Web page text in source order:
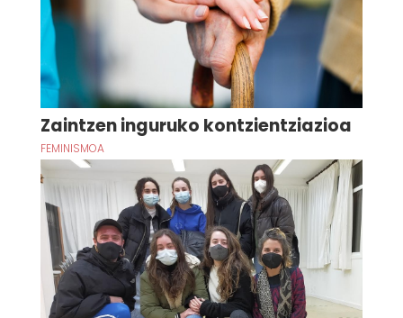
Zaintzen inguruko kontzientziazioa
FEMINISMOA